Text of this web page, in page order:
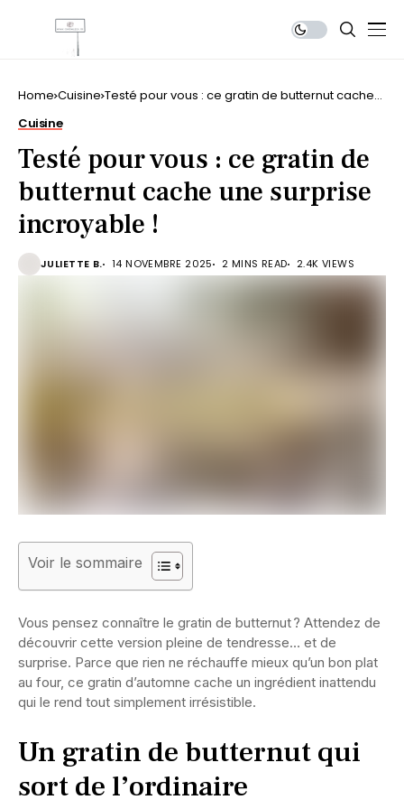
Home Cuisine Testé pour vous : ce gratin de butternut cache
Cuisine
Testé pour vous : ce gratin de
butternut cache une surprise
incroyable !
JULIETTE B. 14 NOVEMBRE 2025 2 MINS READ 2.4K VIEWS
Voir le sommaire
Vous pensez connaître le gratin de butternut ? Attendez de
découvrir cette version pleine de tendresse… et de
surprise. Parce que rien ne réchauffe mieux qu’un bon plat
au four, ce gratin d’automne cache un ingrédient inattendu
qui le rend tout simplement irrésistible.
Un gratin de butternut qui
sort de l’ordinaire